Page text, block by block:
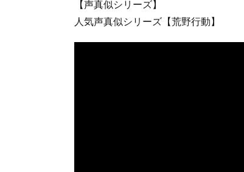
【声真似シリーズ】
人気声真似シリーズ【荒野行動】